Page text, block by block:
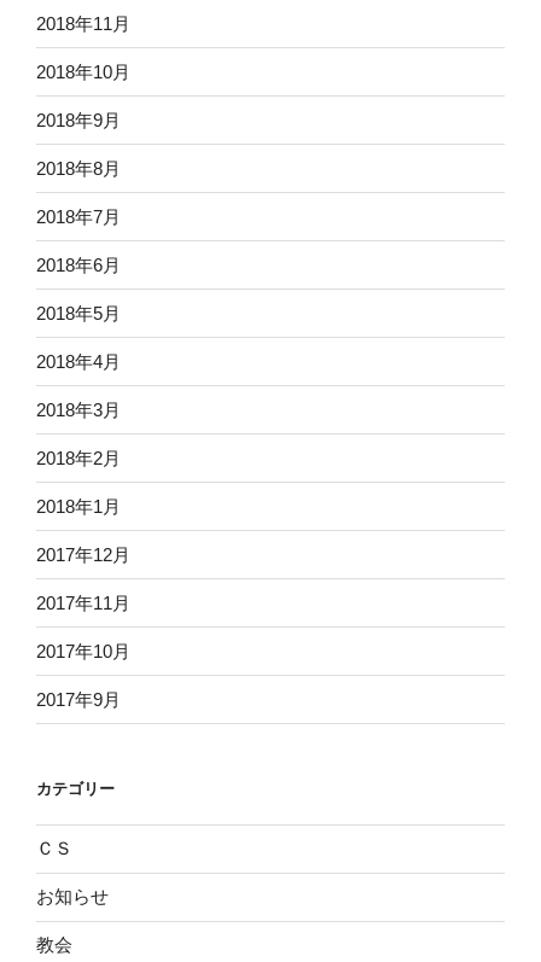
2018年11月
2018年10月
2018年9月
2018年8月
2018年7月
2018年6月
2018年5月
2018年4月
2018年3月
2018年2月
2018年1月
2017年12月
2017年11月
2017年10月
2017年9月
カテゴリー
ＣＳ
お知らせ
教会